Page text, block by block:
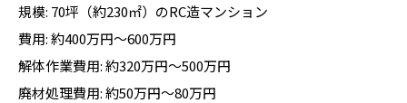
規模: 70坪（約230㎡）のRC造マンション
費用: 約400万円〜600万円
解体作業費用: 約320万円〜500万円
廃材処理費用: 約50万円〜80万円